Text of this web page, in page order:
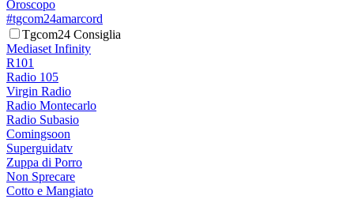
Oroscopo
#tgcom24amarcord
Tgcom24 Consiglia
Mediaset Infinity
R101
Radio 105
Virgin Radio
Radio Montecarlo
Radio Subasio
Comingsoon
Superguidatv
Zuppa di Porro
Non Sprecare
Cotto e Mangiato